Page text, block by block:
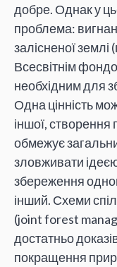
добре. Однак у
проблема:
залісненої землі
Всесвітнім
необхідним для
Одна цінність
іншої, створення
обмежує
зловживати
збереження
інший. Схеми
(joint forest
достатньо
покращення